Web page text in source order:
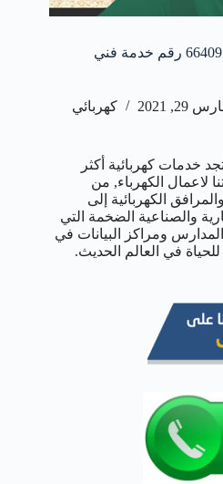
معلم كهربائي غرب مشرف 66409555 رقم خدمة فني
29, 2021 كهربائي
خدمات كهربائية أكثر
لاعمال الكهرباء, من
الكهربائية إلى
والصناعية الضخمة التي
ومراكز البيانات في
في العالم الحديث.